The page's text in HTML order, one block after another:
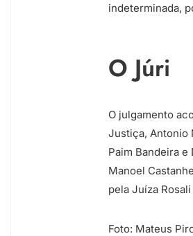
indeterminada,
O Júri
O julgamento
Justiça, Antonio
Paim Bandeira
Manoel
pela Juíza
Foto: Mateus